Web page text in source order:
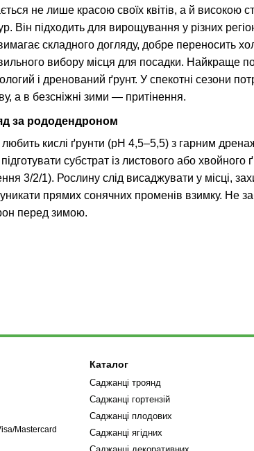
не лише красою своїх квітів, а й високою
Він підходить для вирощування у різних
складного догляду, добре переносить
вибору місця для посадки. Найкраще
і дренований ґрунт. У спекотні сезони
а в безсніжні зими — притінення.
за рододендроном
кислі ґрунти (рН 4,5–5,5) з гарним
субстрат із листового або хвойного
3/2/1). Рослину слід висаджувати у місці,
уникати прямих сонячних променів взимку. Не
перед зимою.
Каталог
Саджанці троянд
Саджанці гортензій
Саджанці плодових
Саджанці ягідних